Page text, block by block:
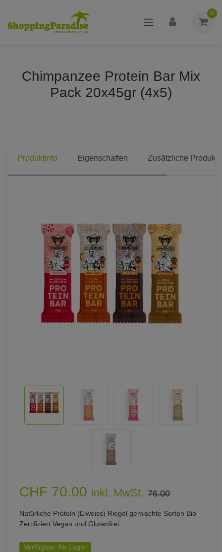
0
Chimpanzee Protein Bar Mix
Pack 20x45gr (4x5)
Produktinfo Eigenschaften Zusätzliche
CHF 70.00 inkl. MwSt. 76.00
Natürliche Protein (Eiweiss) Riegel gemischte Sorten Bio
Zertifiziert Vegan und Glutenfrei
Verfügbar: Ab Lager